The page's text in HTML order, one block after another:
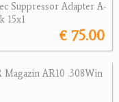
Suppressor Adapter A-
15x1
€ 75.00
Magazin AR10 .308Win